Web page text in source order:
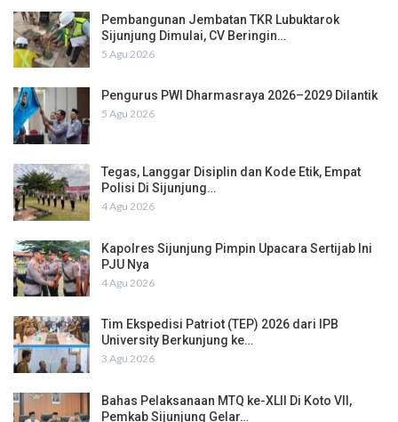
Pembangunan Jembatan TKR Lubuktarok
Sijunjung Dimulai, CV Beringin…
5 Agu 2026
Pengurus PWI Dharmasraya 2026–2029 Dilantik
5 Agu 2026
Tegas, Langgar Disiplin dan Kode Etik, Empat
Polisi Di Sijunjung…
4 Agu 2026
Kapolres Sijunjung Pimpin Upacara Sertijab Ini
PJU Nya
4 Agu 2026
Tim Ekspedisi Patriot (TEP) 2026 dari IPB
University Berkunjung ke…
3 Agu 2026
Bahas Pelaksanaan MTQ ke-XLII Di Koto VII,
Pemkab Sijunjung Gelar…